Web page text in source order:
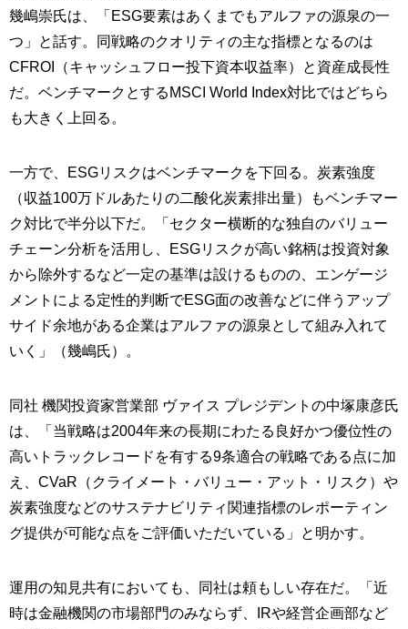
幾嶋崇氏は、「ESG要素はあくまでもアルファの源泉の一
つ」と話す。同戦略のクオリティの主な指標となるのは
CFROI（キャッシュフロー投下資本収益率）と資産成長性
だ。ベンチマークとするMSCI World Index対比ではどちら
も大きく上回る。
一方で、ESGリスクはベンチマークを下回る。炭素強度
（収益100万ドルあたりの二酸化炭素排出量）もベンチマー
ク対比で半分以下だ。「セクター横断的な独自のバリュー
チェーン分析を活用し、ESGリスクが高い銘柄は投資対象
から除外するなど一定の基準は設けるものの、エンゲージ
メントによる定性的判断でESG面の改善などに伴うアップ
サイド余地がある企業はアルファの源泉として組み入れて
いく」（幾嶋氏）。
同社 機関投資家営業部 ヴァイス プレジデントの中塚康彦氏
は、「当戦略は2004年来の長期にわたる良好かつ優位性の
高いトラックレコードを有する9条適合の戦略である点に加
え、CVaR（クライメート・バリュー・アット・リスク）や
炭素強度などのサステナビリティ関連指標のレポーティン
グ提供が可能な点をご評価いただいている」と明かす。
運用の知見共有においても、同社は頼もしい存在だ。「近
時は金融機関の市場部門のみならず、IRや経営企画部など